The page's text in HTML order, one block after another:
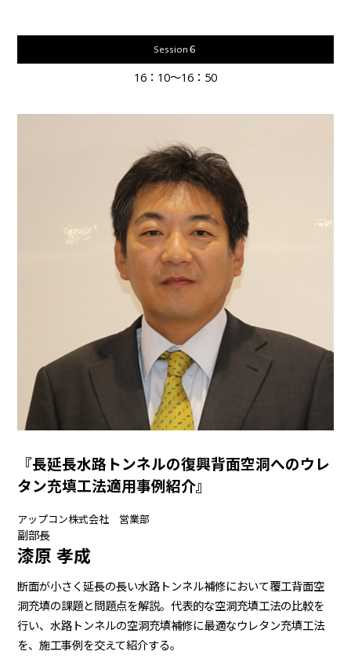
Session６
16：10～16：50
『長延長水路トンネルの復興背面空洞へのウレ
タン充填工法適用事例紹介』
アップコン株式会社 営業部
副部長
漆原 孝成
断面が小さく延長の長い水路トンネル補修において覆工背面空
洞充填の課題と問題点を解説。代表的な空洞充填工法の比較を
行い、水路トンネルの空洞充填補修に最適なウレタン充填工法
を、施工事例を交えて紹介する。